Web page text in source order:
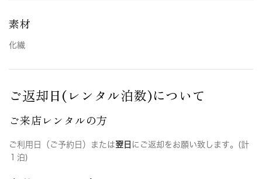
素材
化繊
ご返却日(レンタル泊数)について
ご来店レンタルの方
ご利用日（ご予約日）または翌日 にご返却をお願い致します。(計
１泊)